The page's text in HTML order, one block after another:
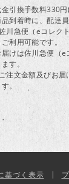
金引換手数料330円
品到着時に、配達
川急便（eコレク
ご利用可能です。
届けは佐川急便（
す。
注文金額及びお届
。
基づく表示